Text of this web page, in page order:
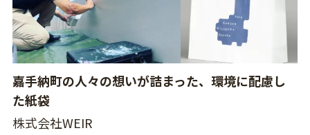
嘉手納町の人々の想いが詰まった、環境に配慮し
た紙袋
株式会社WEIR